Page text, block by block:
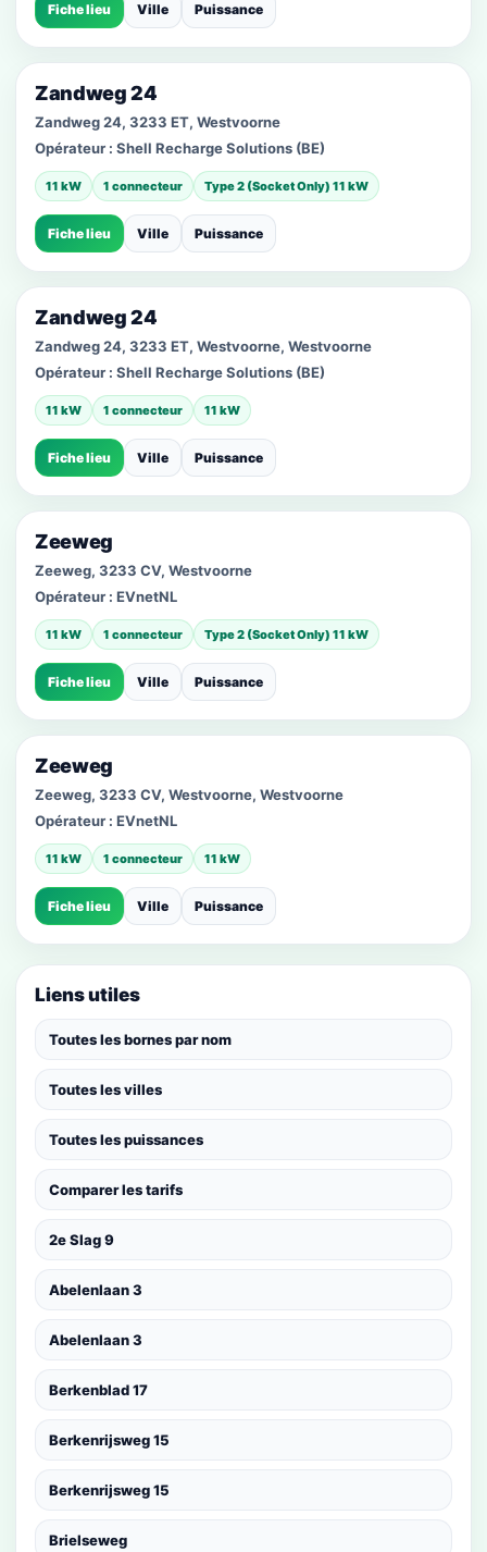
Fiche lieu Ville Puissance
Zandweg 24
Zandweg 24, 3233 ET, Westvoorne
Opérateur : Shell Recharge Solutions (BE)
11 kW 1 connecteur Type 2 (Socket Only) 11 kW
Fiche lieu Ville Puissance
Zandweg 24
Zandweg 24, 3233 ET, Westvoorne, Westvoorne
Opérateur : Shell Recharge Solutions (BE)
11 kW 1 connecteur 11 kW
Fiche lieu Ville Puissance
Zeeweg
Zeeweg, 3233 CV, Westvoorne
Opérateur : EVnetNL
11 kW 1 connecteur Type 2 (Socket Only) 11 kW
Fiche lieu Ville Puissance
Zeeweg
Zeeweg, 3233 CV, Westvoorne, Westvoorne
Opérateur : EVnetNL
11 kW 1 connecteur 11 kW
Fiche lieu Ville Puissance
Liens utiles
Toutes les bornes par nom
Toutes les villes
Toutes les puissances
Comparer les tarifs
2e Slag 9
Abelenlaan 3
Abelenlaan 3
Berkenblad 17
Berkenrijsweg 15
Berkenrijsweg 15
Brielseweg